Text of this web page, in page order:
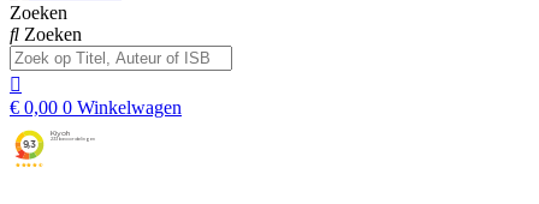
Zoeken
Zoeken
€ 0,00 0 Winkelwagen